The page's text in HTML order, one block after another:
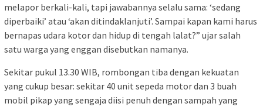
melapor berkali-kali, tapi jawabannya selalu sama: ‘sedang
diperbaiki’ atau ‘akan ditindaklanjuti’. Sampai kapan kami harus
bernapas udara kotor dan hidup di tengah lalat?” ujar salah
satu warga yang enggan disebutkan namanya.
Sekitar pukul 13.30 WIB, rombongan tiba dengan kekuatan
yang cukup besar: sekitar 40 unit sepeda motor dan 3 buah
mobil pikap yang sengaja diisi penuh dengan sampah yang